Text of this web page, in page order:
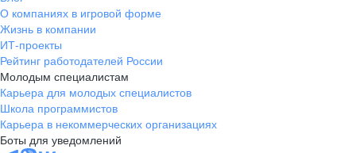
О компаниях в игровой форме
Жизнь в компании
ИТ-проекты
Рейтинг работодателей России
Молодым специалистам
Карьера для молодых специалистов
Школа программистов
Карьера в некоммерческих организациях
Боты для уведомлений